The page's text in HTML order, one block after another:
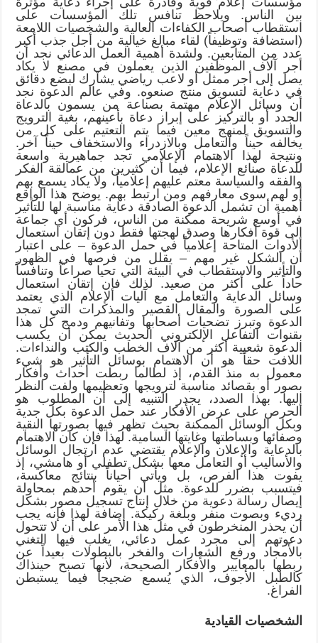
بين الناس. ويلاحظ تنافس تلك المؤسسات على
استقطاب أصحاب الكفاءات العالية والشخصيات اللامعة
(استضافة وتوظيفاً) لقاء مبالغ خيالية من أجل جذب أكبر
عدد من المتابعين. ولشدة أهمية العمل الدعائي نجد أن
أجر آلاف الموظفين الذين يعملون في مصنع لا يكاد
يصل إلى أجر ممثل أو لاعب رياضي يشارك لبضع دقائق
في دعاية لتسويق منتج صنعوه. وفي عالم الدعوة نجد
أن وسائل الإعلام مهتمة بصناعة من يسمون بالدعاة
الجدد أو بالتركيز على إبراز دعاة بأعينهم، بغية الترويج
والتسويق لمنهج معين فيما يتم التعتيم على كل من
يخالفه حيناً والتعامل وبالازدراء والاستخفاف حيناً آخر.
ونتيجة لهذا الاهتمام الإعلامي تجد جماهيرية واسعة
للدعاة صنائع الإعلام، فيما أن كثيرين من عمالقة الفكر
والفقه والسياسة معتم عليهم إعلامياً، ولا يكاد يسمع بهم
أو لهم سوى معارفهم ومن ارتبط بهم. يوضح هذا الواقع
أهمية أن تشمل الدعوة الصادقة دعاية مناسبة لها للتأثير
في أوسع شريحة ممكنة من الناس، فركون أي جماعة
إلى قوة أفكارها وصدق لهجتها فقط دون إتقان استعمال
الأدوات المتاحة إعلامياً في حمل الدعوة – على اعتبار
أن الشكل غير مهم – يقلل من فرصها في الظهور
والتأثير والاستقطاب في البيئة التي تحيا صراعاً وتنافساً
حاداً على أكثر من صعيد. لذلك فإن إتقان استعمال
وسائل الدعاية والتعامل مع آليات الإعلام الذي يعتمد
على الصورة والمقال القصير والمذكرات التي تمجد
الدعوة وتبرز تضحيات أصحابها وتفانيهم ودمج كل هذا
بقنوات التفاعل الإلكتروني الحديث يمكن أن يكسب
الدعوة شعبية أكثر من آلاف الخطب والكتب والنداءات.
اللافت حقاً هو أن الاهتمام بوسائل التأثير هو شيء
معمول به منذ القدم، إذ لطالما ربطت أحداث وأفكار
بصور أو بقصائد مناسبة لترويجها وتعظيمها ولفت النظر
إليها. بهذا الصدد، يجدر التنبيه إلى أن المطلوب هو
الحرص على عرض الأفكار عند حمل الدعوة بكل جدية
وبكل الوسائل الممكنة بحيث تظهر فيها بصورتها النقية
وصفائها وبساطتها وغايتها السامية. لهذا فإن كان الاهتمام
بالدعاية والإعلان والإعلام يقتضي عدم ارتجال الوسائل
والأساليب أو التعامل معها بشكل تطفلي أو هامشي، إذ
يفوت هذا الفرص، بل ويأتي أحياناً بنتائج معاكسة،
فيتسبب بضرر للدعوة. مثل أن يقوم أحدهم بمحاولة
إيصال رسالة دعوية من خلال إنتاج تسجيل مصور بشكل
رديء وبصوت منفر وبلغة ركيكة. إضافة لهذا فإنه يجب
أن يحذر المنخرطون في مثل هذا الأمر على أن لا تتحول
دعوتهم إلى مجرد عمل دعائي، يغلب فيها التغني
بالأمجاد ورفع الشعارات والفخر بالبطولات بعيداً عن
ربطها بالمعايير والأفكار الصحيحة، لأنها تصبح حينذاك
كالطبل الأجوف، الذي يُسمع ضجيجاً فيما يستبطن
الفراغ.
الشخصيات القيادية